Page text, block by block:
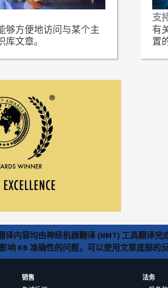
够方便地访问与某个主
文章。
支
有
置
内容均由神经机器翻译 (NMT) 工具翻译
KB 准确性的问题，可以使用文章底部的
销售
法务